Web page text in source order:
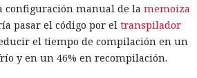
configuración manual de la memoiza
pasar el código por el transpilador
el tiempo de compilación en un
y en un 46% en recompilación.